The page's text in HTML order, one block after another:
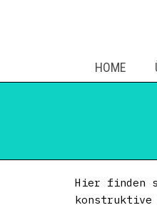
HOME
Hier finden